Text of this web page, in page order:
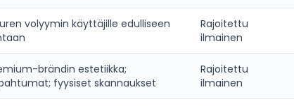
volyymin käyttäjille edulliseen
Rajoitettu
ilmainen
brändin estetiikka;
fyysiset skannaukset
Rajoitettu
ilmainen